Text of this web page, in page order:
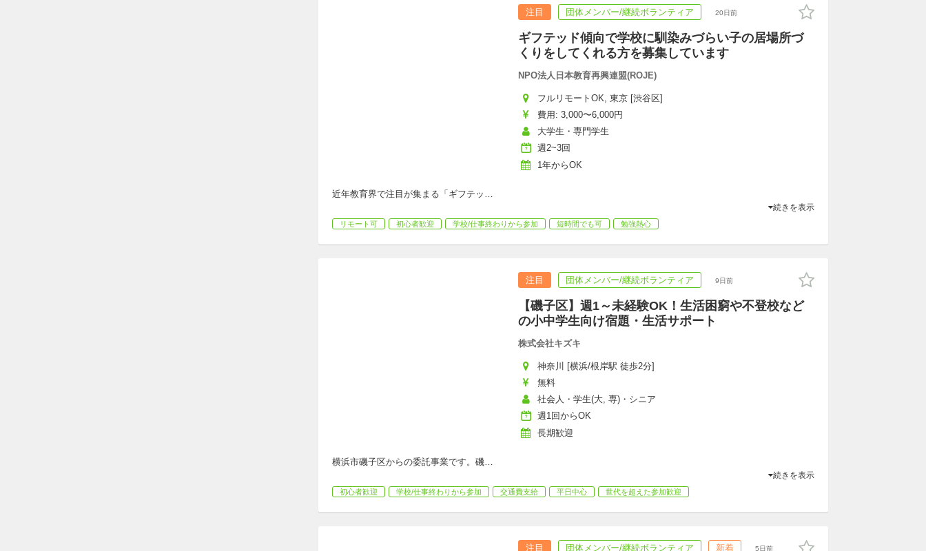
注目 団体メンバー/継続ボランティア 20日前
ギフテッド傾向で学校に馴染みづらい子の居場所づ
くりをしてくれる方を募集しています
NPO法人日本教育再興連盟(ROJE)
フルリモートOK, 東京 [渋谷区]
費用: 3,000〜6,000円
大学生・専門学生
週2~3回
1年からOK
近年教育界で注目が集まる「ギフテッ …
続きを表示
リモート可 初心者歓迎 学校/仕事終わりから参加 短時間でも可 勉強熱心
注目 団体メンバー/継続ボランティア 9日前
【磯子区】週1～未経験OK！生活困窮や不登校など
の小中学生向け宿題・生活サポート
株式会社キズキ
神奈川 [横浜/根岸駅 徒歩2分]
無料
社会人・学生(大, 専)・シニア
週1回からOK
長期歓迎
横浜市磯子区からの委託事業です。磯…
続きを表示
初心者歓迎 学校/仕事終わりから参加 交通費支給 平日中心 世代を超えた参加歓迎
注目 団体メンバー/継続ボランティア 新着 5日前